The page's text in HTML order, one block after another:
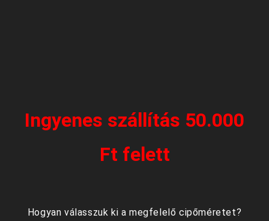
Ingyenes szállítás 50.000
Ft felett
Hogyan válasszuk ki a megfelelő cipőméretet?